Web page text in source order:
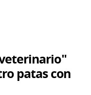
patas con